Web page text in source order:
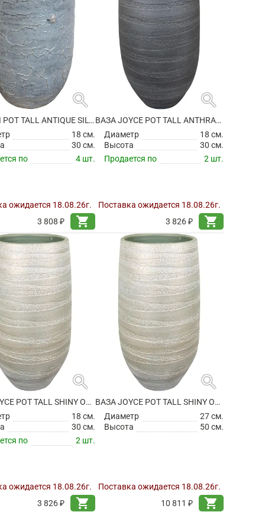
search
ВАЗА EVI POT TALL ANTIQUE SILVER
18 см.
30 см.
по
4 шт.
ожидается 18.08.26г.
3 808 ₽
shopping_cart
search
ВАЗА JOYCE POT TALL ANTHRACITE
Диаметр
18 см.
Высота
30 см.
Продается по
2 шт.
Поставка ожидается 18.08.26г.
3 826 ₽
shopping_cart
search
ВАЗА JOYCE POT TALL SHINY OLIVE
18 см.
30 см.
по
2 шт.
ожидается 18.08.26г.
3 826 ₽
shopping_cart
search
ВАЗА JOYCE POT TALL SHINY OLIVE
Диаметр
27 см.
Высота
50 см.
Поставка ожидается 18.08.26г.
10 811 ₽
shopping_cart